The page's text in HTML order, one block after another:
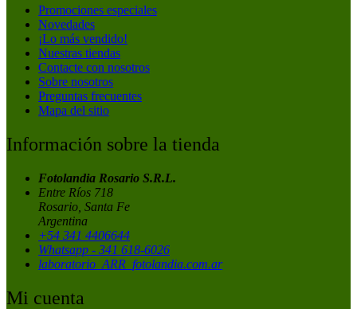
Promociones especiales
Novedades
¡Lo más vendido!
Nuestras tiendas
Contacte con nosotros
Sobre nosotros
Preguntas frecuentes
Mapa del sitio
Información sobre la tienda
Fotolandia Rosario S.R.L.
Entre Ríos 718
Rosario, Santa Fe
Argentina
+54 341 4406644
Whatsapp - 341 618-6026
laboratorio_ARR_fotolandia.com.ar
Mi cuenta